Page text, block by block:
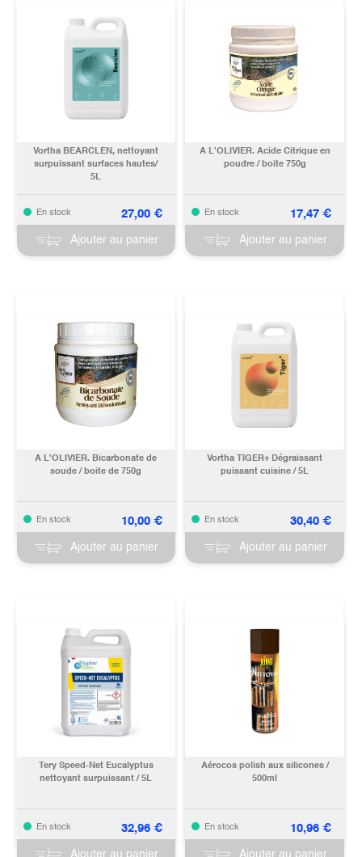
Vortha BEARCLEN, nettoyant
surpuissant surfaces hautes/
5L
En stock 27,00€
Ajouter au panier
A L'OLIVIER. Acide Citrique en
poudre / boite 750g
En stock 17,47€
Ajouter au panier
A L'OLIVIER. Bicarbonate de
soude / boite de 750g
En stock 10,00€
Ajouter au panier
Vortha TIGER+ Dégraissant
puissant cuisine / 5L
En stock 30,40€
Ajouter au panier
Tery Speed-Net Eucalyptus
nettoyant surpuissant / 5L
En stock 32,96€
Ajouter au panier
Aérocos polish aux silicones /
500ml
En stock 10,96€
Ajouter au panier